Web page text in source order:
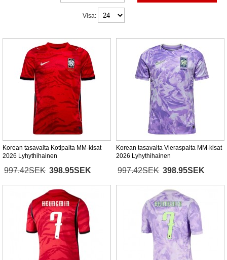
Visa:
Korean tasavalta Kotipaita MM-kisat
2026 Lyhythihainen
997.42SEK 398.95SEK
Korean tasavalta Vieraspaita MM-kisat
2026 Lyhythihainen
997.42SEK 398.95SEK